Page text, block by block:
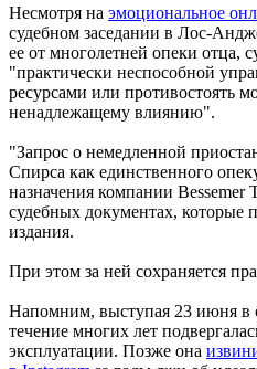
Несмотря на эмоциональное
судебном заседании в Лос-
ее от многолетней опеки отца,
"практически неспособной
ресурсами или противостоять
ненадлежащему влиянию".
"Запрос о немедленной
Спирса как единственного
назначения компании Bessemer
судебных документах, которые
издания.
При этом за ней сохраняется
Напомним, выступая 23 июня в
течение многих лет
эксплуатации. Позже она